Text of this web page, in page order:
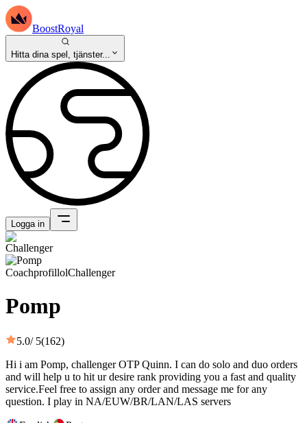
BoostRoyal
Hitta dina spel, tjänster...
Logga in
CoachprofillolChallenger
Pomp
5.0/ 5(162)
Hi i am Pomp, challenger OTP Quinn. I can do solo and duo orders
and will help u to hit ur desire rank providing you a fast and quality
service.Feel free to assign any order and message me for any
question. I play in NA/EUW/BR/LAN/LAS servers